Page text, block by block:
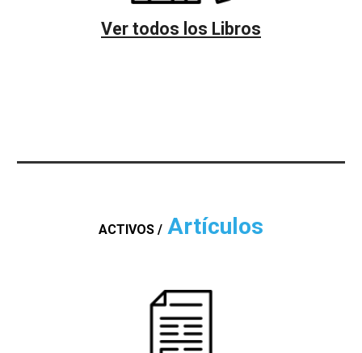
Ver todos los Libros
ACTIVOS / Artículos